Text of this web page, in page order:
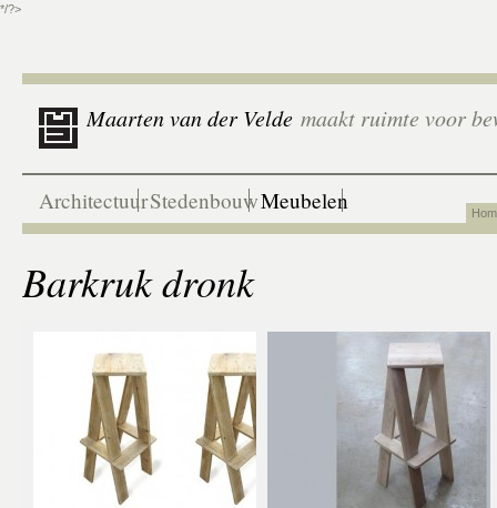
*/?>
Maarten van der Velde maakt ruimte voor
ArchitectuurStedenbouwMeubelen
Barkruk dronk